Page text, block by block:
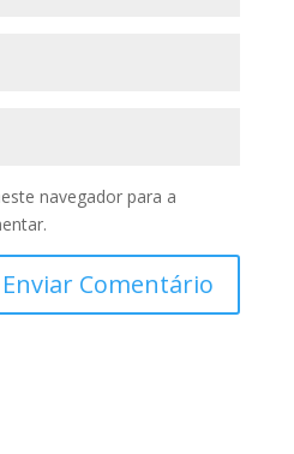
navegador para a